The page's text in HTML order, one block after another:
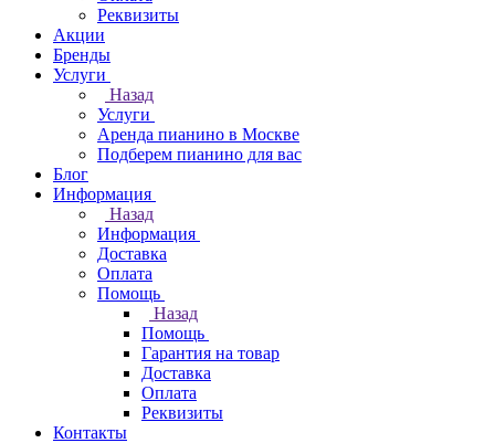
Реквизиты
Акции
Бренды
Услуги
Назад
Услуги
Аренда пианино в Москве
Подберем пианино для вас
Блог
Информация
Назад
Информация
Доставка
Оплата
Помощь
Назад
Помощь
Гарантия на товар
Доставка
Оплата
Реквизиты
Контакты